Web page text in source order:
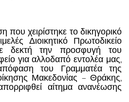
χειρίστηκε το δικηγορικό
Διοικητικό Πρωτοδικείο
δεκτή την προσφυγή του
για αλλοδαπό εντολέα μας,
του Γραμματέα της
Μακεδονίας – Θράκης,
αίτημα ανανέωσης